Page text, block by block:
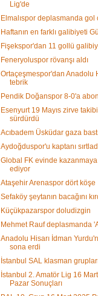
Lig'de
Elmalıspor deplasmanda gol
Haftanın en farklı galibiyeti
Fişekspor'dan 11 gollü
Feneryoluspor rövanşı aldı
Ortaçeşmespor'dan Anadolu
tebrik
Pendik Doğanspor 8-0'a
Esenyurt 19 Mayıs zirve
sürdürdü
Acıbadem Üsküdar gaza
Aydoğduspor'u kaptanı
Global FK evinde
ediyor
Ataşehir Arenaspor dört köşe
Sefaköy şeytanın bacağını
Küçükpazarspor doludizgin
Mehmet Rauf deplasmanda
Anadolu Hisarı İdman
sona erdi
İstanbul SAL klasman
İstanbul 2. Amatör Lig 16
Pazar Sonuçları